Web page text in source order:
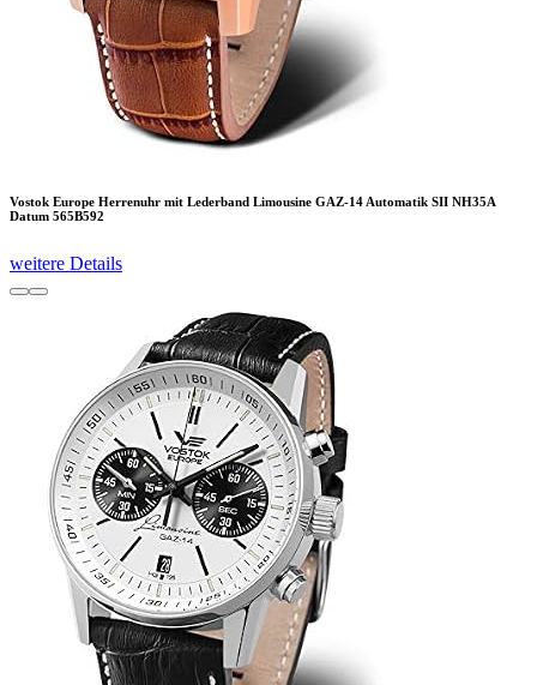
Vostok Europe Herrenuhr mit Lederband Limousine GAZ-14 Automatik SII NH35A
Datum 565B592
weitere Details